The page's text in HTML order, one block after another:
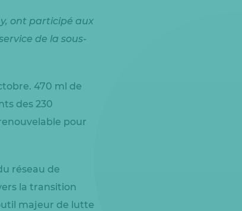
ont participé aux
de la sous-
470 ml de
des 230
pour
réseau de
la transition
majeur de lutte